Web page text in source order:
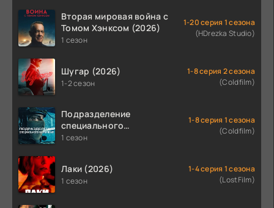
Вторая мировая война с
Томом Хэнксом (2026)
1 сезон
1-20 серия 1 сезона
(HDrezka Studio)
Шугар (2026)
1-2 сезон
1-8 серия 2 сезона
(Coldfilm)
Подразделение
специального
назначения (2026)
1 сезон
1-8 серия 1 сезона
(Coldfilm)
Лаки (2026)
1 сезон
1-4 серия 1 сезона
(LostFilm)